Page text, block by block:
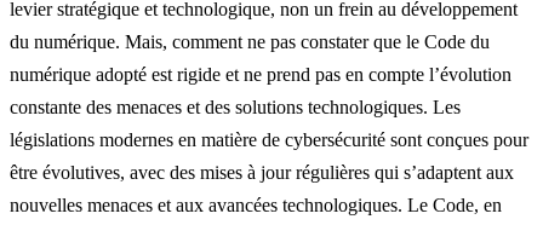
levier stratégique et technologique, non un frein au développement
du numérique. Mais, comment ne pas constater que le Code du
numérique adopté est rigide et ne prend pas en compte l’évolution
constante des menaces et des solutions technologiques. Les
législations modernes en matière de cybersécurité sont conçues pour
être évolutives, avec des mises à jour régulières qui s’adaptent aux
nouvelles menaces et aux avancées technologiques. Le Code, en